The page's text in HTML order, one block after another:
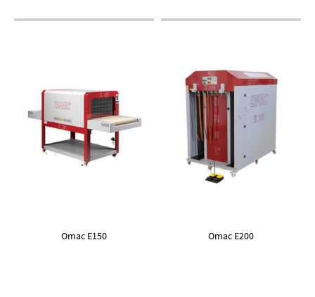
Omac E150 Omac E200